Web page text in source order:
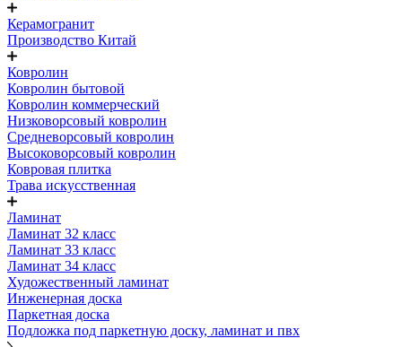
Керамогранит
Производство Китай
Ковролин
Ковролин бытовой
Ковролин коммерческий
Низковорсовый ковролин
Средневорсовый ковролин
Высоковорсовый ковролин
Ковровая плитка
Трава искусственная
Ламинат
Ламинат 32 класс
Ламинат 33 класс
Ламинат 34 класс
Художественный ламинат
Инженерная доска
Паркетная доска
Подложка под паркетную доску, ламинат и пвх